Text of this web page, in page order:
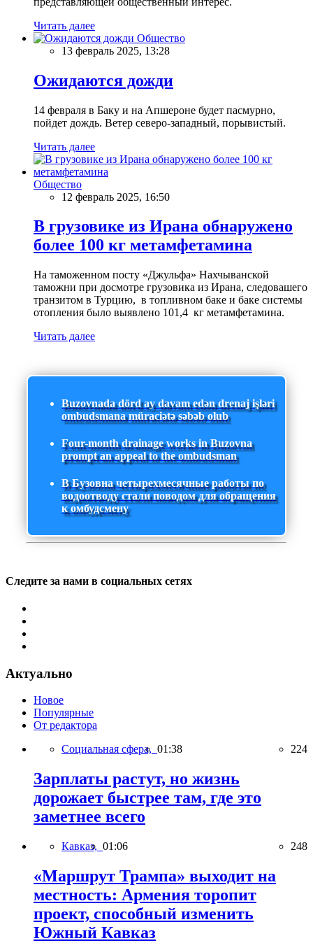
Читать далее
Общество
13 февраль 2025, 13:28
Ожидаются дожди
14 февраля в Баку и на Апшероне будет пасмурно,
пойдет дождь. Ветер северо-западный, порывистый.
Читать далее
Общество
12 февраль 2025, 16:50
В грузовике из Ирана обнаружено
более 100 кг метамфетамина
На таможенном посту «Джульфа» Нахчыванской
таможни при досмотре грузовика из Ирана, следовашего
транзитом в Турцию, в топливном баке и баке системы
отопления было выявлено 101,4 кг метамфетамина.
Читать далее
Buzovnada dörd ay davam edən drenaj işləri
ombudsmana müraciətə səbəb olub
Four-month drainage works in Buzovna
prompt an appeal to the ombudsman
В Бузовна четырехмесячные работы по
водоотводу стали поводом для обращения
к омбудсмену
Следите за нами в социальных сетях
Актуально
Новое
Популярные
От редактора
Социальная сфера, 01:38 224
Зарплаты растут, но жизнь
дорожает быстрее там, где это
заметнее всего
Кавказ, 01:06 248
«Маршрут Трампа» выходит на
местность: Армения торопит
проект, способный изменить
Южный Кавказ